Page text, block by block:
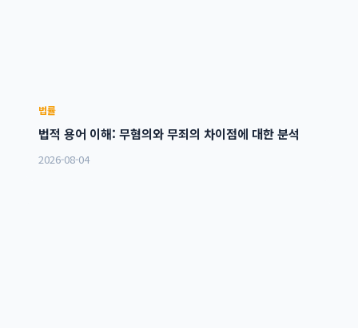
법률
법적 용어 이해: 무혐의와 무죄의 차이점에 대한 분석
2026-08-04